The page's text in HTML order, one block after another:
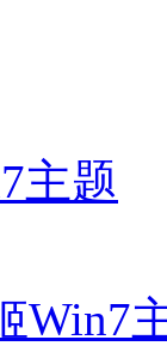
主题
Win7